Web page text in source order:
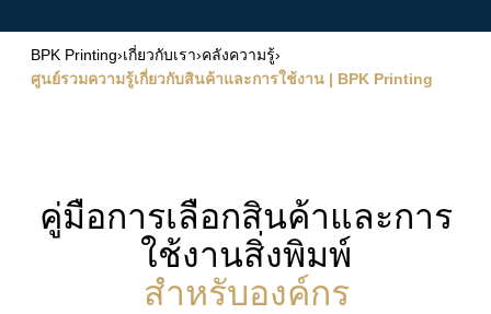
BPK Printing›เกี่ยวกับเรา›คลังความรู้›
ศูนย์รวมความรู้เกี่ยวกับสินค้าและการใช้งาน | BPK Printing
คู่มือการเลือกสินค้าและการ
ใช้งานสิ่งพิมพ์
สำหรับองค์กร